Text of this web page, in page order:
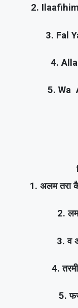
2.
3. Fal
4.
5. Wa
1. अलम तरा
2.
3. व
4.
5.